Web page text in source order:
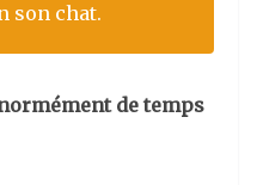
son chat.
de temps